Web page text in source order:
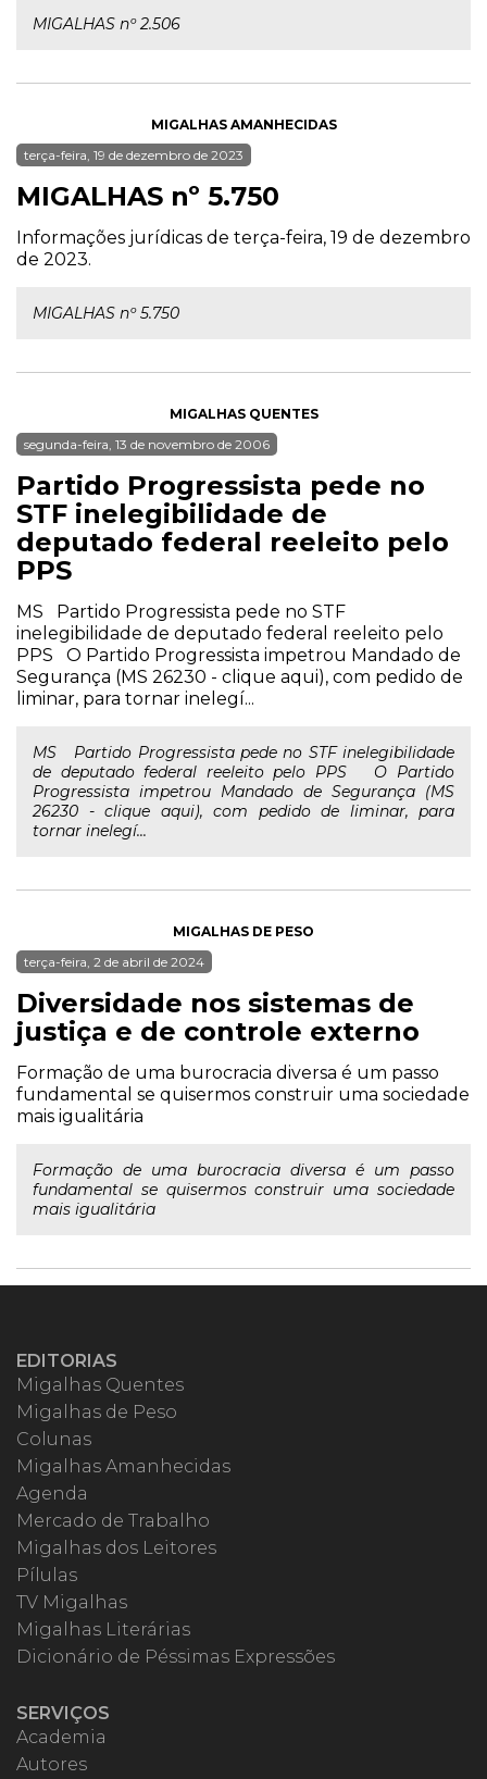
MIGALHAS nº 2.506
MIGALHAS AMANHECIDAS
terça-feira, 19 de dezembro de 2023
MIGALHAS nº 5.750
Informações jurídicas de terça-feira, 19 de dezembro
de 2023.
MIGALHAS nº 5.750
MIGALHAS QUENTES
segunda-feira, 13 de novembro de 2006
Partido Progressista pede no
STF inelegibilidade de
deputado federal reeleito pelo
PPS
MS Partido Progressista pede no STF
inelegibilidade de deputado federal reeleito pelo
PPS O Partido Progressista impetrou Mandado de
Segurança (MS 26230 - clique aqui), com pedido de
liminar, para tornar inelegí...
MS Partido Progressista pede no STF inelegibilidade
de deputado federal reeleito pelo PPS O Partido
Progressista impetrou Mandado de Segurança (MS
26230 - clique aqui), com pedido de liminar, para
tornar inelegí...
MIGALHAS DE PESO
terça-feira, 2 de abril de 2024
Diversidade nos sistemas de
justiça e de controle externo
Formação de uma burocracia diversa é um passo
fundamental se quisermos construir uma sociedade
mais igualitária
Formação de uma burocracia diversa é um passo
fundamental se quisermos construir uma sociedade
mais igualitária
EDITORIAS
Migalhas Quentes
Migalhas de Peso
Colunas
Migalhas Amanhecidas
Agenda
Mercado de Trabalho
Migalhas dos Leitores
Pílulas
TV Migalhas
Migalhas Literárias
Dicionário de Péssimas Expressões
SERVIÇOS
Academia
Autores